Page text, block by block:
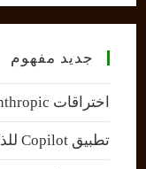
جديد مفهوم
اختراقات Anthropic تدهش العالم
تطبيق Copilot للذكاء الاصطناعي من مايكروسوفت